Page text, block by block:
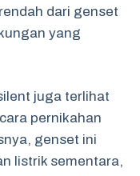
dari genset
yang
juga terlihat
pernikahan
genset ini
listrik sementara,